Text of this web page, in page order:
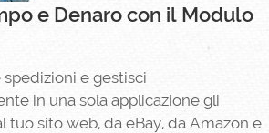
e Denaro con il Modulo
e gestisci
in una sola applicazione gli
tuo sito web, da eBay, da Amazon e